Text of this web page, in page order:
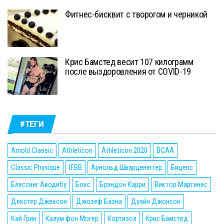
Фитнес-бисквит с творогом и черникой
Крис Бамстед весит 107 килограмм
после выздоровления от COVID-19
#ТЕГИ
Arnold Classic Athleticon Athleticon 2020
BCAA
Classic Physique
IFBB Арнольд Шварценеггер
Бицепс
Блессинг Аводибу
Бокс Брэндон Карри
Виктор Мартинес
Декстер Джексон
Джозеф Баэна
Дуэйн Джонсон
Кай Грин
Калум фон Могер Кортизол
Крис Бамстед